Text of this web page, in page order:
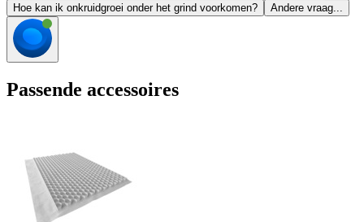
Hoe kan ik onkruidgroei onder het grind voorkomen?
Andere vraag...
Passende accessoires